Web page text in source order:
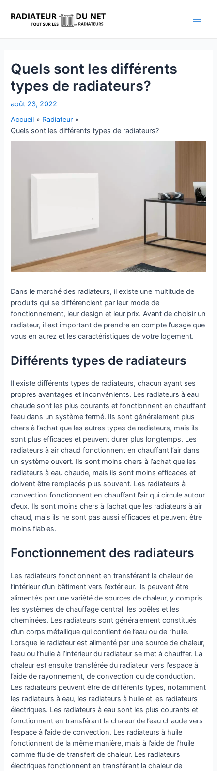
Quels sont les différents
types de radiateurs?
août 23, 2022
Accueil
Radiateur
Quels sont les différents types de radiateurs?
Dans le marché des radiateurs, il existe une multitude de
produits qui se différencient par leur mode de
fonctionnement, leur design et leur prix. Avant de choisir un
radiateur, il est important de prendre en compte l’usage que
vous en aurez et les caractéristiques de votre logement.
Différents types de radiateurs
Il existe différents types de radiateurs, chacun ayant ses
propres avantages et inconvénients. Les radiateurs à eau
chaude sont les plus courants et fonctionnent en chauffant
l’eau dans un système fermé. Ils sont généralement plus
chers à l’achat que les autres types de radiateurs, mais ils
sont plus efficaces et peuvent durer plus longtemps. Les
radiateurs à air chaud fonctionnent en chauffant l’air dans
un système ouvert. Ils sont moins chers à l’achat que les
radiateurs à eau chaude, mais ils sont moins efficaces et
doivent être remplacés plus souvent. Les radiateurs à
convection fonctionnent en chauffant l’air qui circule autour
d’eux. Ils sont moins chers à l’achat que les radiateurs à air
chaud, mais ils ne sont pas aussi efficaces et peuvent être
moins fiables.
Fonctionnement des radiateurs
Les radiateurs fonctionnent en transférant la chaleur de
l’intérieur d’un bâtiment vers l’extérieur. Ils peuvent être
alimentés par une variété de sources de chaleur, y compris
les systèmes de chauffage central, les poêles et les
cheminées. Les radiateurs sont généralement constitués
d’un corps métallique qui contient de l’eau ou de l’huile.
Lorsque le radiateur est alimenté par une source de chaleur,
l’eau ou l’huile à l’intérieur du radiateur se met à chauffer. La
chaleur est ensuite transférée du radiateur vers l’espace à
l’aide de rayonnement, de convection ou de conduction.
Les radiateurs peuvent être de différents types, notamment
les radiateurs à eau, les radiateurs à huile et les radiateurs
électriques. Les radiateurs à eau sont les plus courants et
fonctionnent en transférant la chaleur de l’eau chaude vers
l’espace à l’aide de convection. Les radiateurs à huile
fonctionnent de la même manière, mais à l’aide de l’huile
comme fluide de transfert de chaleur. Les radiateurs
électriques fonctionnent en transférant la chaleur de